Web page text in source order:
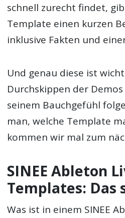
schnell zurecht findet,
Template einen kurzen
inklusive Fakten und
Und genau diese ist
Durchskippen der
seinem Bauchgefühl
man, welche Template
kommen wir mal zum
SINEE Ableton
Templates: Das
Was ist in einem SINEE